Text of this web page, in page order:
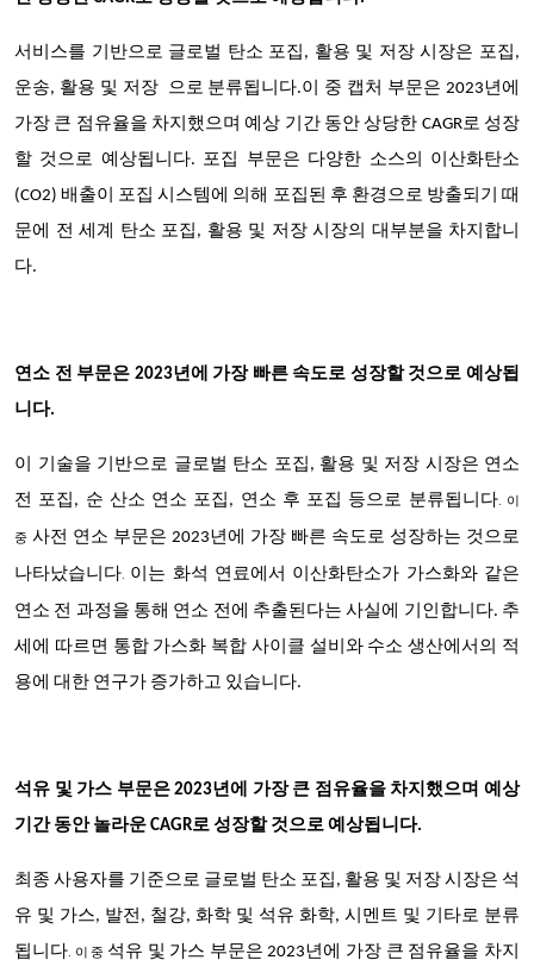
서비스를 기반으로 글로벌 탄소 포집, 활용 및 저장 시장은 포집,
운송, 활용 및 저장 으로 분류됩니다.이 중 캡처 부문은 2023년에
가장 큰 점유율을 차지했으며 예상 기간 동안 상당한 CAGR로 성장
할 것으로 예상됩니다. 포집 부문은 다양한 소스의 이산화탄소
(CO2) 배출이 포집 시스템에 의해 포집된 후 환경으로 방출되기 때
문에 전 세계 탄소 포집, 활용 및 저장 시장의 대부분을 차지합니
다.
연소 전 부문은 2023년에 가장 빠른 속도로 성장할 것으로 예상됩
니다.
이 기술을 기반으로 글로벌 탄소 포집, 활용 및 저장 시장은 연소
전 포집, 순 산소 연소 포집, 연소 후 포집 등으로 분류됩니다. 이
중 사전 연소 부문은 2023년에 가장 빠른 속도로 성장하는 것으로
나타났습니다. 이는 화석 연료에서 이산화탄소가 가스화와 같은
연소 전 과정을 통해 연소 전에 추출된다는 사실에 기인합니다. 추
세에 따르면 통합 가스화 복합 사이클 설비와 수소 생산에서의 적
용에 대한 연구가 증가하고 있습니다.
석유 및 가스 부문은 2023년에 가장 큰 점유율을 차지했으며 예상
기간 동안 놀라운 CAGR로 성장할 것으로 예상됩니다.
최종 사용자를 기준으로 글로벌 탄소 포집, 활용 및 저장 시장은 석
유 및 가스, 발전, 철강, 화학 및 석유 화학, 시멘트 및 기타로 분류
됩니다. 이 중 석유 및 가스 부문은 2023년에 가장 큰 점유율을 차지